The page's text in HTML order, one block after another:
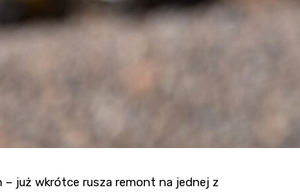
– już wkrótce rusza remont na jednej z